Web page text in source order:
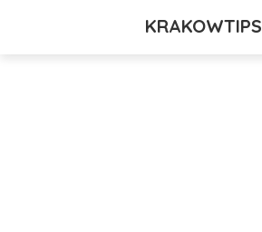
KRAKOWTIPS